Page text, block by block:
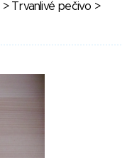
> Trvanlivé pečivo >